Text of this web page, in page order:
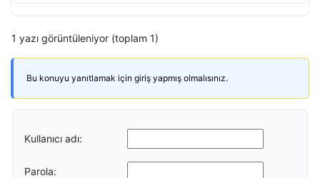
1 yazı görüntüleniyor (toplam 1)
Bu konuyu yanıtlamak için giriş yapmış olmalısınız.
Kullanıcı adı:
Parola: